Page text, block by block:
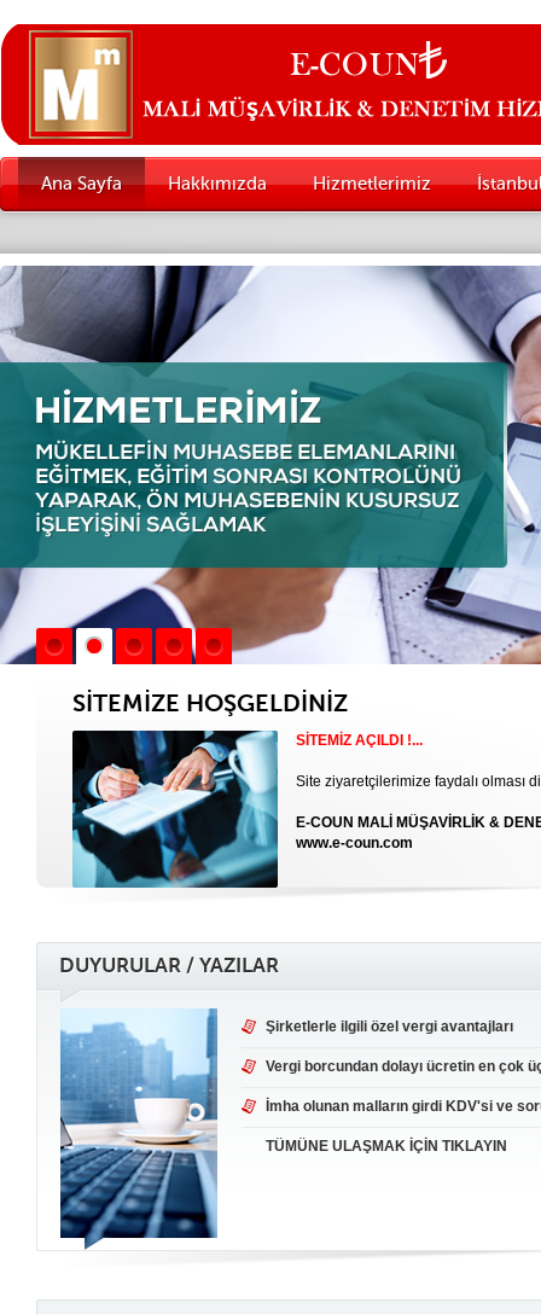
Ana Sayfa Hakkımızda Hizmetlerimiz
SİTEMİZE HOŞGELDİNİZ
SİTEMİZ AÇILDI !...
Site ziyaretçilerimize faydalı olması
E-COUN MALİ MÜŞAVİRLİK &
www.e-coun.com
DUYURULAR / YAZILAR
Şirketlerle ilgili özel vergi avantajları
Vergi borcundan dolayı ücretin en çok
İmha olunan malların girdi KDV'si ve
TÜMÜNE ULAŞMAK İÇİN TIKLAYIN